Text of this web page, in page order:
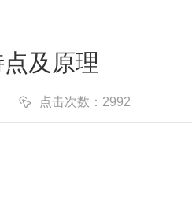
及原理
点击次数：2992